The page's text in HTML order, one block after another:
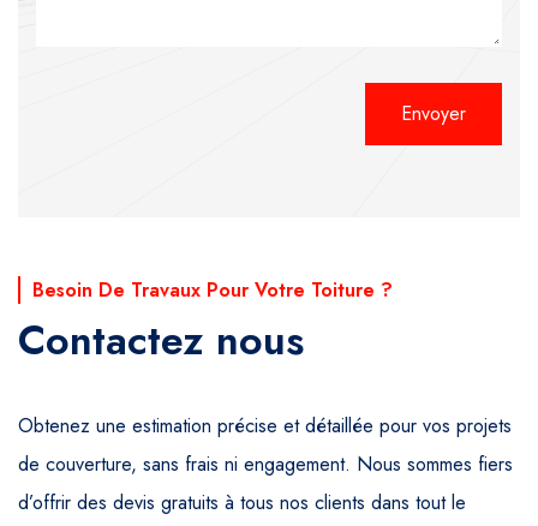
Besoin De Travaux Pour Votre Toiture ?
Contactez nous
Obtenez une estimation précise et détaillée pour vos projets
de couverture, sans frais ni engagement. Nous sommes fiers
d’offrir des devis gratuits à tous nos clients dans tout le